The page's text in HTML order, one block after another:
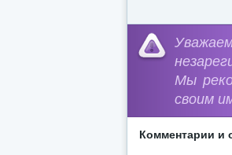
Мы
своим
Комментарии и